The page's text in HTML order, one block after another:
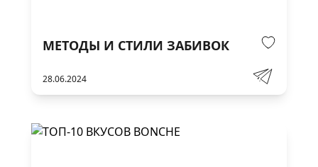
МЕТОДЫ И СТИЛИ ЗАБИВОК
28.06.2024